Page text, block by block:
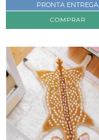
PRONTA ENTREGA
COMPRAR